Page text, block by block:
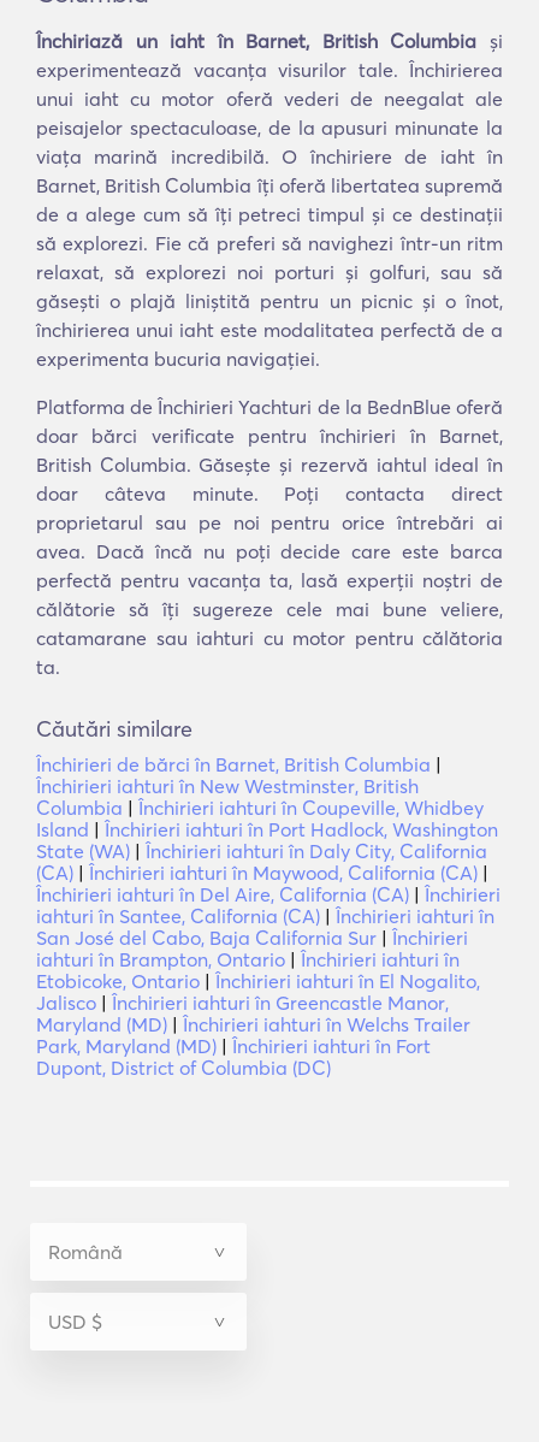
Închiriază un iaht în Barnet, British Columbia și
experimentează vacanța visurilor tale. Închirierea
unui iaht cu motor oferă vederi de neegalat ale
peisajelor spectaculoase, de la apusuri minunate la
viața marină incredibilă. O închiriere de iaht în
Barnet, British Columbia îți oferă libertatea supremă
de a alege cum să îți petreci timpul și ce destinații
să explorezi. Fie că preferi să navighezi într-un ritm
relaxat, să explorezi noi porturi și golfuri, sau să
găsești o plajă liniștită pentru un picnic și o înot,
închirierea unui iaht este modalitatea perfectă de a
experimenta bucuria navigației.
Platforma de Închirieri Yachturi de la BednBlue oferă
doar bărci verificate pentru închirieri în Barnet,
British Columbia. Găsește și rezervă iahtul ideal în
doar câteva minute. Poți contacta direct
proprietarul sau pe noi pentru orice întrebări ai
avea. Dacă încă nu poți decide care este barca
perfectă pentru vacanța ta, lasă experții noștri de
călătorie să îți sugereze cele mai bune veliere,
catamarane sau iahturi cu motor pentru călătoria
ta.
Căutări similare
Închirieri de bărci în Barnet, British Columbia |
Închirieri iahturi în New Westminster, British
Columbia | Închirieri iahturi în Coupeville, Whidbey
Island | Închirieri iahturi în Port Hadlock, Washington
State (WA) | Închirieri iahturi în Daly City, California
(CA) | Închirieri iahturi în Maywood, California (CA) |
Închirieri iahturi în Del Aire, California (CA) | Închirieri
iahturi în Santee, California (CA) | Închirieri iahturi în
San José del Cabo, Baja California Sur | Închirieri
iahturi în Brampton, Ontario | Închirieri iahturi în
Etobicoke, Ontario | Închirieri iahturi în El Nogalito,
Jalisco | Închirieri iahturi în Greencastle Manor,
Maryland (MD) | Închirieri iahturi în Welchs Trailer
Park, Maryland (MD) | Închirieri iahturi în Fort
Dupont, District of Columbia (DC)